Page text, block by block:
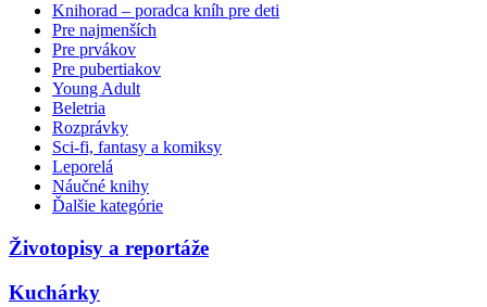
Knihorad – poradca kníh pre deti
Pre najmenších
Pre prvákov
Pre pubertiakov
Young Adult
Beletria
Rozprávky
Sci-fi, fantasy a komiksy
Leporelá
Náučné knihy
Ďalšie kategórie
Životopisy a reportáže
Kuchárky